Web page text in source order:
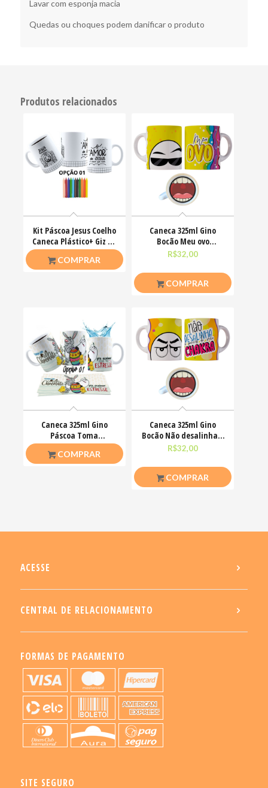
Lavar com esponja macia
Quedas ou choques podem danificar o produto
Produtos relacionados
Kit Páscoa Jesus Coelho
Caneca Plástico+ Giz De
Cera Colorir
COMPRAR
Caneca 325ml Gino
Bocão Meu ovo
Engraçadas Meme
R$32,00
COMPRAR
Caneca 325ml Gino
Páscoa Toma
chocolate pra acalmar
esse teu estresse
COMPRAR
Caneca 325ml Gino
Bocão Não desalinha a
porra do meu chakra
R$32,00
COMPRAR
ACESSE
CENTRAL DE RELACIONAMENTO
FORMAS DE PAGAMENTO
SITE SEGURO